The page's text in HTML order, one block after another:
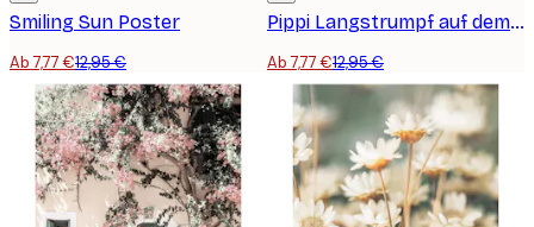
Smiling Sun Poster
Ab 7,77 €12,95 €
Pippi Langstrumpf auf dem Pferd Poster
Ab 7,77 €12,95 €